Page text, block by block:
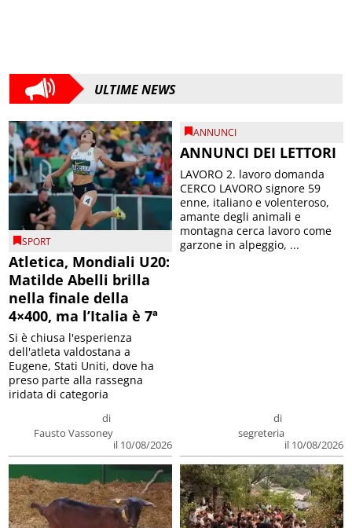
ULTIME NEWS
SPORT
Atletica, Mondiali U20:
Matilde Abelli brilla
nella finale della
4×400, ma l’Italia è 7ª
di
Fausto Vassoney
il 10/08/2026
Si è chiusa l'esperienza
dell'atleta valdostana a
Eugene, Stati Uniti, dove ha
preso parte alla rassegna
iridata di categoria
ANNUNCI
ANNUNCI DEI LETTORI
di
segreteria
il 10/08/2026
LAVORO 2. lavoro domanda
CERCO LAVORO signore 59
enne, italiano e volenteroso,
amante degli animali e
montagna cerca lavoro come
garzone in alpeggio, ...